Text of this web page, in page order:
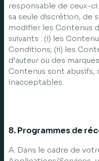
responsable de ceux-
sa seule discrétion, de
modifier les Contenus
suivants : (i) les
Conditions; (ii) les
d’auteur ou des
Contenus sont abusifs,
inacceptables.
8. Programmes de
A. Dans le cadre de